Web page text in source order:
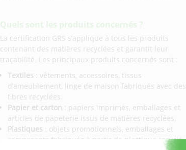
La certification GRS s’applique à tous les produits
contenant des matières recyclées et garantit leur
traçabilité. Les principaux produits concernés sont :
Textiles : vêtements, accessoires, tissus
d’ameublement, linge de maison fabriqués avec des
fibres recyclées.
Papier et carton : papiers imprimés, emballages et
articles de papeterie issus de matières recyclées.
Plastiques : objets promotionnels, emballages et
composants fabriqués à partir de plastique recyclé.